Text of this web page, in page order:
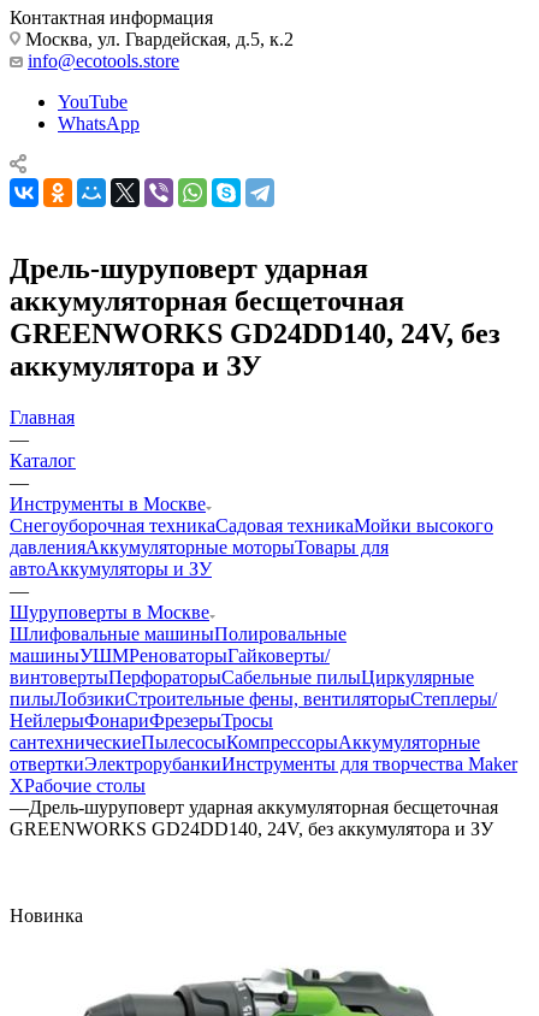
Контактная информация
Москва, ул. Гвардейская, д.5, к.2
info@ecotools.store
YouTube
WhatsApp
Дрель-шуруповерт ударная
аккумуляторная бесщеточная
GREENWORKS GD24DD140, 24V, без
аккумулятора и ЗУ
Главная
—
Каталог
—
Инструменты в Москве
Снегоуборочная техникаСадовая техникаМойки высокого
давленияАккумуляторные моторыТовары для
автоАккумуляторы и ЗУ
—
Шуруповерты в Москве
Шлифовальные машиныПолировальные
машиныУШМРеноваторыГайковерты/
винтовертыПерфораторыСабельные пилыЦиркулярные
пилыЛобзикиСтроительные фены, вентиляторыСтеплеры/
НейлерыФонариФрезерыТросы
сантехническиеПылесосыКомпрессорыАккумуляторные
отверткиЭлектрорубанкиИнструменты для творчества Maker
XРабочие столы
—Дрель-шуруповерт ударная аккумуляторная бесщеточная
GREENWORKS GD24DD140, 24V, без аккумулятора и ЗУ
Новинка